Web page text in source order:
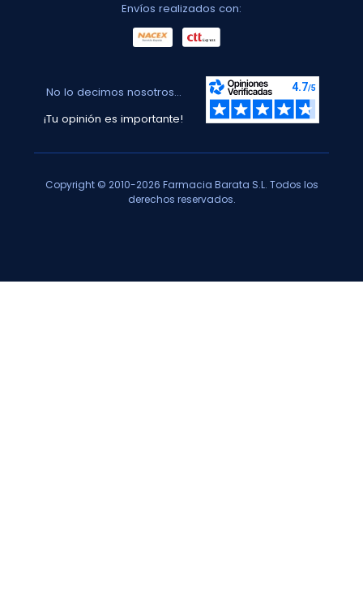
Envíos realizados con:
No lo decimos nosotros...
¡Tu opinión es importante!
Copyright © 2010-2026 Farmacia Barata S.L. Todos los
derechos reservados.